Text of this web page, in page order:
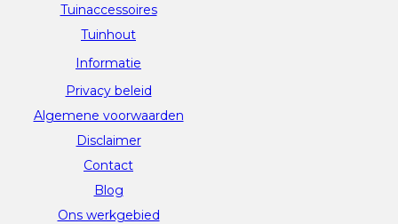
Tuinaccessoires
Tuinhout
Informatie
Privacy beleid
Algemene voorwaarden
Disclaimer
Contact
Blog
Ons werkgebied